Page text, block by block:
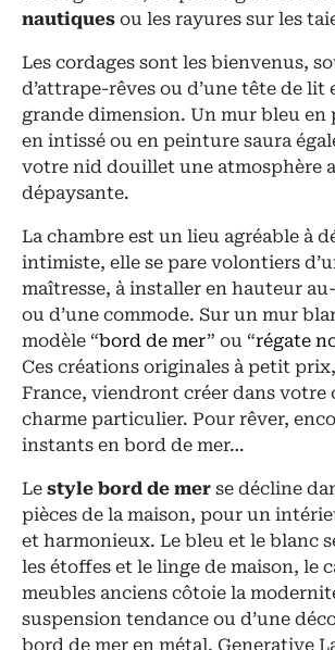
nautiques ou les rayures sur les
Les cordages sont les bienvenus,
d’attrape-rêves ou d’une tête de lit
grande dimension. Un mur bleu en
en intissé ou en peinture saura
votre nid douillet une atmosphère
dépaysante.
La chambre est un lieu agréable à
intimiste, elle se pare volontiers
maîtresse, à installer en hauteur
ou d’une commode. Sur un mur
modèle “bord de mer” ou “régate
Ces créations originales à petit prix,
France, viendront créer dans votre
charme particulier. Pour rêver,
instants en bord de mer…
Le style bord de mer se décline
pièces de la maison, pour un
et harmonieux. Le bleu et le blanc
les étoffes et le linge de maison, le
meubles anciens côtoie la
suspension tendance ou d’une
bord de mer en métal. Generative